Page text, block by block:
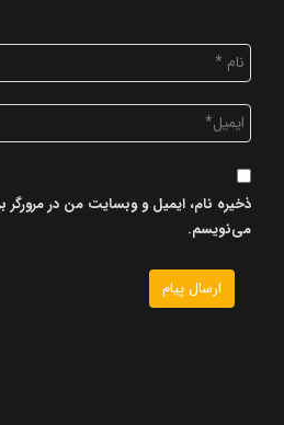
ذخیره نام، ایمیل و وبسایت من در مرورگر
می‌نویسم.